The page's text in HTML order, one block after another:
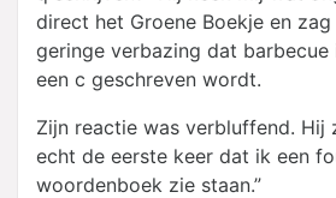
direct het Groene Boekje en
geringe verbazing dat barbecue
een c geschreven wordt.
Zijn reactie was verbluffend. Hij
echt de eerste keer dat ik een
woordenboek zie staan.”